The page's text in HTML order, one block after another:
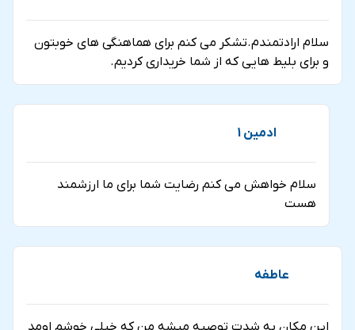
سلام ارادتمندم.تشکر می کنم برای هماهنگی های خوبتون
و برای بلیط هایی که از شما خریداری کردیم.
ادمین 1
سلام خواهش می کنم رضایت شما برای ما ارزشمند
هست
عاطفه